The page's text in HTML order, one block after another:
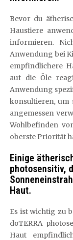
Bevor du
Haustiere
informieren.
Anwendung bei
empfindlichere
auf die Öle
Anwendung
konsultieren, um
angemessen
Wohlbefinden
oberste Priorität
Einige
photosensitiv,
Haut.
Es ist wichtig zu
doTERRA
Haut